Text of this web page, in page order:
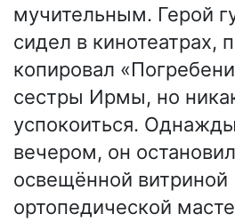
мучительным. Герой
сидел в кинотеатрах,
копировал
сестры Ирмы, но
успокоиться.
вечером, он
освещённой витриной
ортопедической